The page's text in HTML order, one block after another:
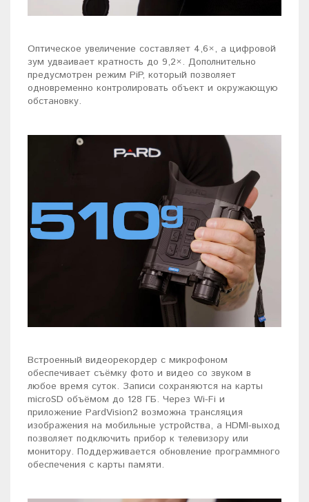
Оптическое увеличение составляет 4,6×, а цифровой
зум удваивает кратность до 9,2×. Дополнительно
предусмотрен режим PiP, который позволяет
одновременно контролировать объект и окружающую
обстановку.
Встроенный видеорекордер с микрофоном
обеспечивает съёмку фото и видео со звуком в
любое время суток. Записи сохраняются на карты
microSD объёмом до 128 ГБ. Через Wi-Fi и
приложение PardVision2 возможна трансляция
изображения на мобильные устройства, а HDMI-выход
позволяет подключить прибор к телевизору или
монитору. Поддерживается обновление программного
обеспечения с карты памяти.